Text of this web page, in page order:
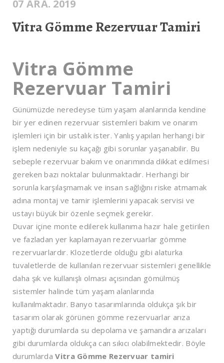
07 ARA. 2019
Vitra Gömme Rezervuar Tamiri
Vitra Gömme
Rezervuar Tamiri
Günümüzde neredeyse tüm yaşam alanlarında kendine
bir yer edinen rezervuar sistemleri bakım ve onarım
işlemleri için bir ustalık ister. Yanlış yapılan herhangi bir
işlem nedeniyle su kaçağı gibi sorunlar yaşanabilir. Bu
sebeple rezervuar bakım ve onarımında dikkat edilmesi
gereken bazı noktalar bulunmaktadır. Herhangi bir
sorunla karşılaşmamak ve insan sağlığını riske atmamak
adına montaj ve tamir işlemlerini yapacak servisi ve
ustayı büyük bir özenle seçmek gerekir.
Duvar içine monte edilerek kullanıma hazır hale getirilen
ve fazladan yer kaplamayan rezervuarlar gömme
rezervuarlardır. Klozetlerde olduğu gibi alaturka
tuvaletlerde de kullanılan rezervuar sistemleri genellikle
daha şık ve kullanışlı olması açısından gömülmüş
sistemler halinde tüm yaşam alanlarında
kullanılmaktadır. Banyo tasarımlarında oldukça şık bir
tasarım olarak görünen gömme rezervuarlar arıza
yaptığı durumlarda su depolama ve şamandıra arızaları
gibi durumlarda oldukça can sıkıcı olabilmektedir. Böyle
durumlardaVitra Gömme Rezervuar tamiri